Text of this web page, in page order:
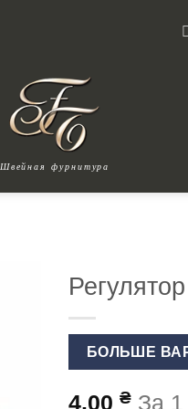
Швейная фурнитура
БОЛЬШЕ
4.00 ₴ За 1